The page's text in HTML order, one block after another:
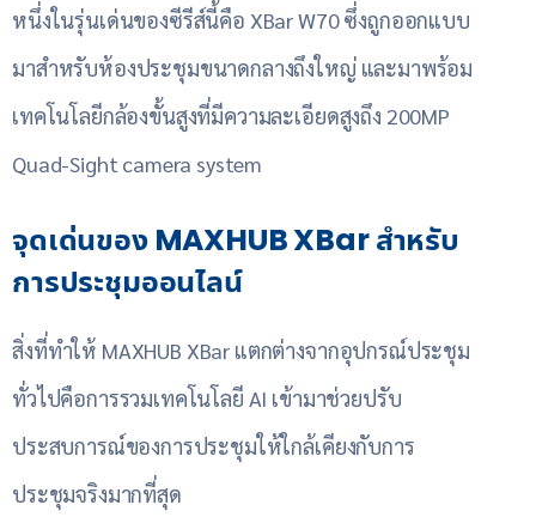
หนึ่งในรุ่นเด่นของซีรีส์นี้คือ XBar W70 ซึ่งถูกออกแบบ
มาสำหรับห้องประชุมขนาดกลางถึงใหญ่ และมาพร้อม
เทคโนโลยีกล้องขั้นสูงที่มีความละเอียดสูงถึง 200MP
Quad-Sight camera system
จุดเด่นของ MAXHUB XBar สำหรับ
การประชุมออนไลน์
สิ่งที่ทำให้ MAXHUB XBar แตกต่างจากอุปกรณ์ประชุม
ทั่วไปคือการรวมเทคโนโลยี AI เข้ามาช่วยปรับ
ประสบการณ์ของการประชุมให้ใกล้เคียงกับการ
ประชุมจริงมากที่สุด